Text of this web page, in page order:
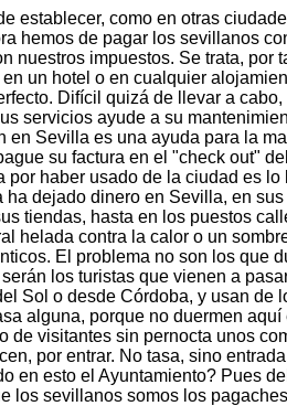
establecer, como en otras
hemos de pagar los sevillanos
nuestros impuestos. Se trata, por
un hotel o en cualquier
Difícil quizá de llevar a cabo,
servicios ayude a su
en Sevilla es una ayuda para la
su factura en el "check out"
por haber usado de la ciudad es lo
ha dejado dinero en Sevilla, en
tiendas, hasta en los puestos
helada contra la calor o un
El problema no son los que
los turistas que vienen a
Sol o desde Córdoba, y usan de
alguna, porque no duermen aquí
de visitantes sin pernocta unos
por entrar. No tasa, sino
en esto el Ayuntamiento? Pues
los sevillanos somos los